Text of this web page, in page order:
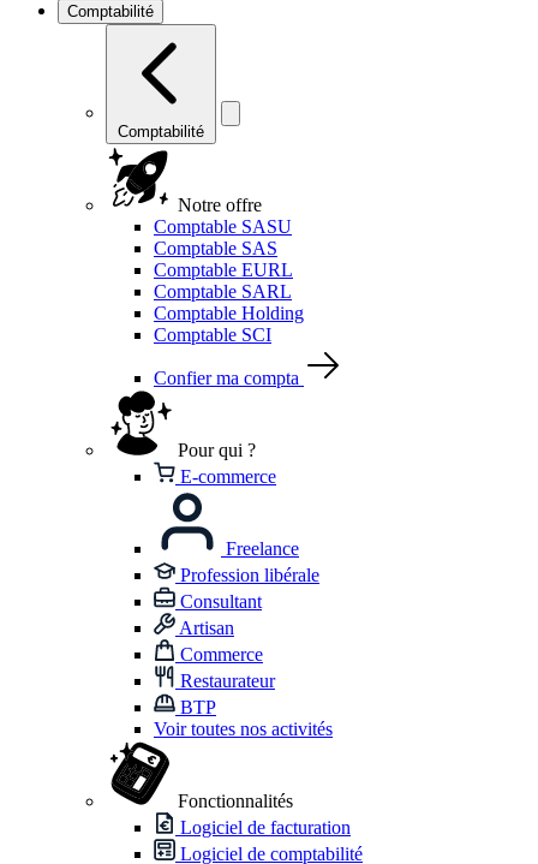
Comptabilité
Comptabilité
Notre offre
Comptable SASU
Comptable SAS
Comptable EURL
Comptable SARL
Comptable Holding
Comptable SCI
Confier ma compta
Pour qui ?
E-commerce
Freelance
Profession libérale
Consultant
Artisan
Commerce
Restaurateur
BTP
Voir toutes nos activités
Fonctionnalités
Logiciel de facturation
Logiciel de comptabilité